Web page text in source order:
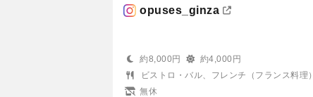
opuses_ginza
約8,000円
約4,000円
ビストロ・バル、フレンチ（フランス料理）
無休